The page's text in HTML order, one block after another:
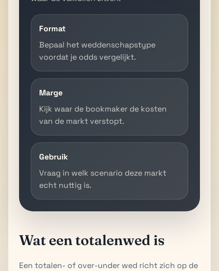
Format
Bepaal het weddenschapstype
voordat je odds vergelijkt.
Marge
Kijk waar de bookmaker de kosten
van de markt verstopt.
Gebruik
Vraag in welk scenario deze markt
echt nuttig is.
Wat een totalenwed is
Een totalen- of over-under wed richt zich op de